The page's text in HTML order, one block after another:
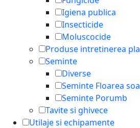
Igiena publica
Insecticide
Moluscocide
Produse intretinerea
Seminte
Diverse
Seminte Floarea
Seminte Porumb
Tavite si ghivece
Utilaje si echipamente